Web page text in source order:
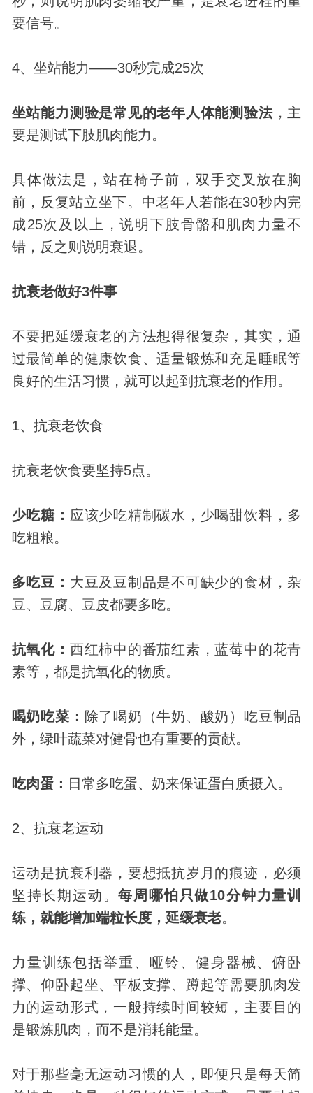
要信号。
4、坐站能力——30秒完成25次
坐站能力测验是常见的老年人体能测验法，主
要是测试下肢肌肉能力。
具体做法是，站在椅子前，双手交叉放在胸
前，反复站立坐下。中老年人若能在30秒内完
成25次及以上，说明下肢骨骼和肌肉力量不
错，反之则说明衰退。
抗衰老做好3件事
不要把延缓衰老的方法想得很复杂，其实，通
过最简单的健康饮食、适量锻炼和充足睡眠等
良好的生活习惯，就可以起到抗衰老的作用。
1、抗衰老饮食
抗衰老饮食要坚持5点。
少吃糖： 应该少吃精制碳水，少喝甜饮料，多
吃粗粮。
多吃豆： 大豆及豆制品是不可缺少的食材，杂
豆、豆腐、豆皮都要多吃。
抗氧化 ： 西红柿中的番茄红素，蓝莓中的花青
素等，都是抗氧化的物质。
喝奶吃菜： 除了喝奶（牛奶、酸奶）吃豆制品
外，绿叶蔬菜对健骨也有重要的贡献。
吃肉蛋： 日常多吃蛋、奶来保证蛋白质摄入。
2、抗衰老运动
运动是抗衰利器，要想抵抗岁月的痕迹，必须
坚持长期运动。每周哪怕只做10分钟力量训
练，就能增加端粒长度，延缓衰老。
力量训练包括举重、哑铃、健身器械、俯卧
撑、仰卧起坐、平板支撑、蹲起等需要肌肉发
力的运动形式，一般持续时间较短，主要目的
是锻炼肌肉，而不是消耗能量。
对于那些毫无运动习惯的人，即便只是每天简